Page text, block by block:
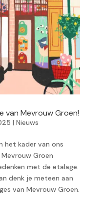
van Mevrouw Groen!
| Nieuws
In het kader van ons
Groen
met de etalage.
denk je meteen aan
van Mevrouw Groen.